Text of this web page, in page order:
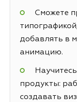
Сможете
добавлять в
анимацию.
продукты:
создавать